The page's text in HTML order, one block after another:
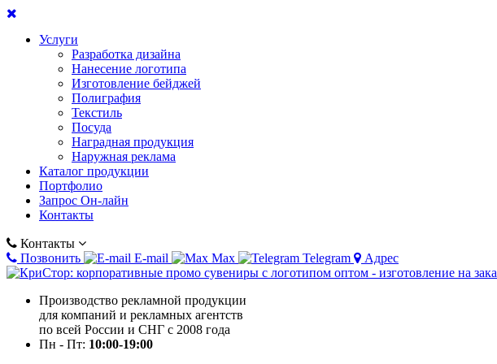
Услуги
Разработка дизайна
Нанесение логотипа
Изготовление бейджей
Полиграфия
Текстиль
Посуда
Наградная продукция
Наружная реклама
Каталог продукции
Портфолио
Запрос Он-лайн
Контакты
Контакты
Позвонить
E-mail Max Telegram Адрес
Производство рекламной продукции
для компаний и рекламных агентств
по всей России и СНГ с 2008 года
Пн - Пт: 10:00-19:00